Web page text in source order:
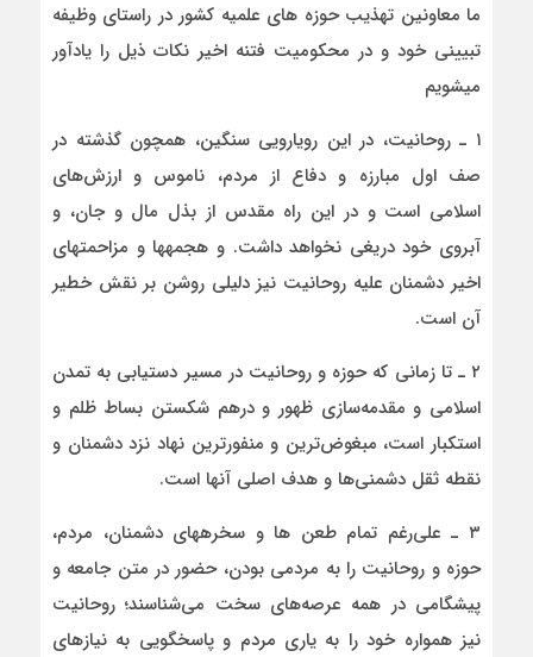
ما معاونین تهذیب حوزه های علمیه کشور در راستای وظیفه
تبیینی خود و در محکومیت فتنه اخیر نکات ذیل را یادآور
می­شویم
۱ ـ روحانیت، در این رویارویی سنگین، همچون گذشته در
صف اول مبارزه و دفاع از مردم، ناموس و ارزش‌های
اسلامی است و در این راه مقدس از بذل مال و جان، و
آبروی خود دریغی نخواهد داشت. و هجمه­ها و مزاحمت­های
اخیر دشمنان علیه روحانیت نیز دلیلی روشن بر نقش خطیر
آن است.
۲ ـ تا زمانی که حوزه و روحانیت در مسیر دستیابی به تمدن
اسلامی و مقدمه‌سازی ظهور و درهم شکستن بساط ظلم و
استکبار است، مبغوض‌ترین و منفورترین نهاد نزد دشمنان و
نقطه ثقل دشمنی‌ها و هدف اصلی آنها است.
۳ ـ علی‌رغم تمام طعن ها و سخره­های دشمنان، مردم،
حوزه و روحانیت را به مردمی بودن، حضور در متن جامعه و
پیشگامی در همه عرصه‌های سخت می‌شناسند؛ روحانیت
نیز همواره خود را به یاری مردم و پاسخگویی به نیازهای